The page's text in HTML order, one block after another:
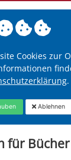
Cookies zur
.
Ablehnen
für Bücher